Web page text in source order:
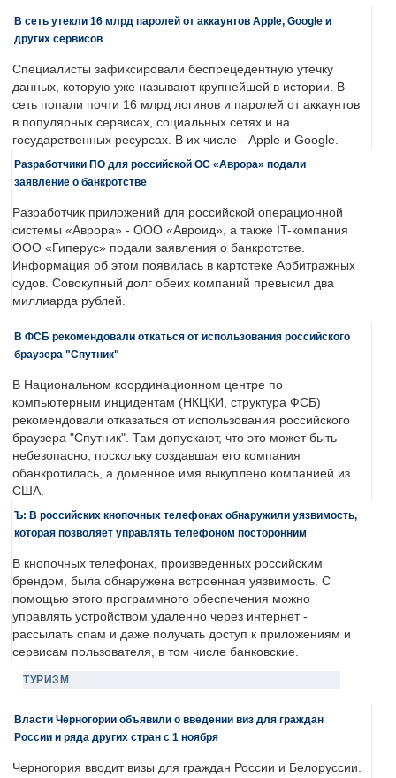
В сеть утекли 16 млрд паролей от аккаунтов Apple, Google и
других сервисов
Специалисты зафиксировали беспрецедентную утечку
данных, которую уже называют крупнейшей в истории. В
сеть попали почти 16 млрд логинов и паролей от аккаунтов
в популярных сервисах, социальных сетях и на
государственных ресурсах. В их числе - Apple и Google.
Разработчики ПО для российской ОС «Аврора» подали
заявление о банкротстве
Разработчик приложений для российской операционной
системы «Аврора» - ООО «Авроид», а также IT-компания
ООО «Гиперус» подали заявления о банкротстве.
Информация об этом появилась в картотеке Арбитражных
судов. Совокупный долг обеих компаний превысил два
миллиарда рублей.
В ФСБ рекомендовали откаться от использования российского
браузера "Спутник"
В Национальном координационном центре по
компьютерным инцидентам (НКЦКИ, структура ФСБ)
рекомендовали отказаться от использования российского
браузера "Спутник". Там допускают, что это может быть
небезопасно, поскольку создавшая его компания
обанкротилась, а доменное имя выкуплено компанией из
США.
Ъ: В российских кнопочных телефонах обнаружили уязвимость,
которая позволяет управлять телефоном посторонним
В кнопочных телефонах, произведенных российским
брендом, была обнаружена встроенная уязвимость. С
помощью этого программного обеспечения можно
управлять устройством удаленно через интернет -
рассылать спам и даже получать доступ к приложениям и
сервисам пользователя, в том числе банковские.
ТУРИЗМ
Власти Черногории объявили о введении виз для граждан
России и ряда других стран с 1 ноября
Черногория вводит визы для граждан России и Белоруссии.